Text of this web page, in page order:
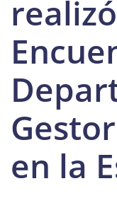
realizó
en la